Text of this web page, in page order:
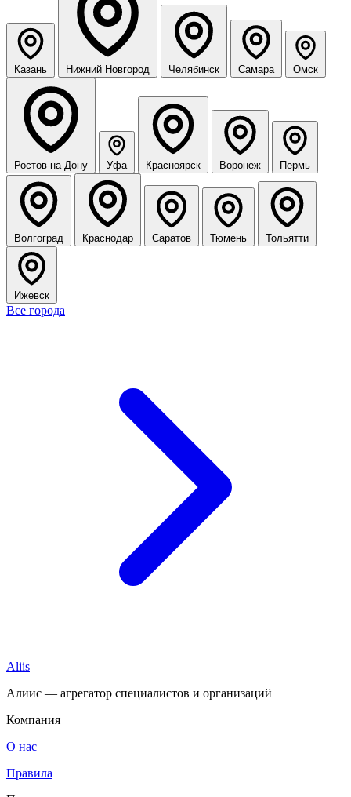
Казань Нижний Новгород Челябинск Самара Омск
Ростов-на-Дону Уфа Красноярск Воронеж Пермь
Волгоград Краснодар Саратов Тюмень Тольятти
Ижевск
Все города
Aliis
Алиис — агрегатор специалистов и организаций
Компания
О нас
Правила